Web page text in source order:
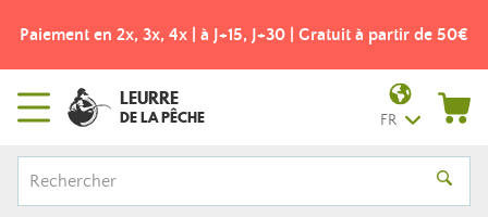
Paiement en 2x, 3x, 4x | à J+15, J+30 | Gratuit à partir de 50€
LEURRE
DE LA PÊCHE FR